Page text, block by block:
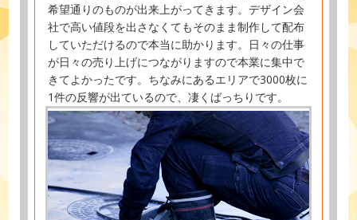
希望通りのものが出来上がってきます。デザイン会
社で高い値段を出さなくてもそのまま制作して配布
していただけるので本当に助かります。日々の仕事
が日々の売り上げにつながりますので本業に集中で
きてよかったです。ちなみにあるエリアで3000枚に
1件の反響が出ているので、凄くばっちりです。